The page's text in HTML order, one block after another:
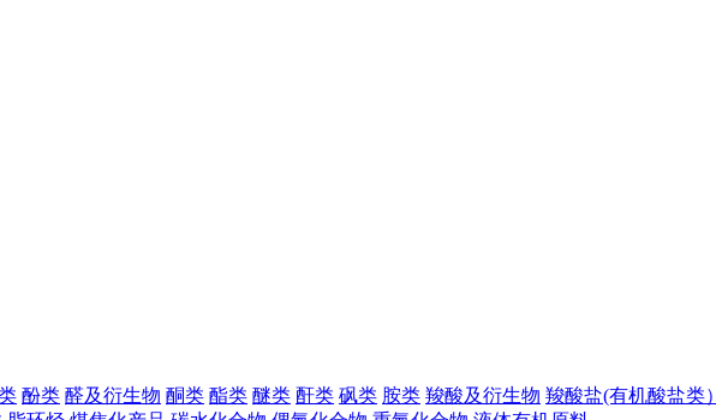
酚类 醛及衍生物 酮类 酯类 醚类 酐类 砜类 胺类 羧酸及衍生物 羧酸盐(有机酸盐类）